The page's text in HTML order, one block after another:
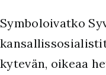
Symboloivatko
kytevän, oikeaa